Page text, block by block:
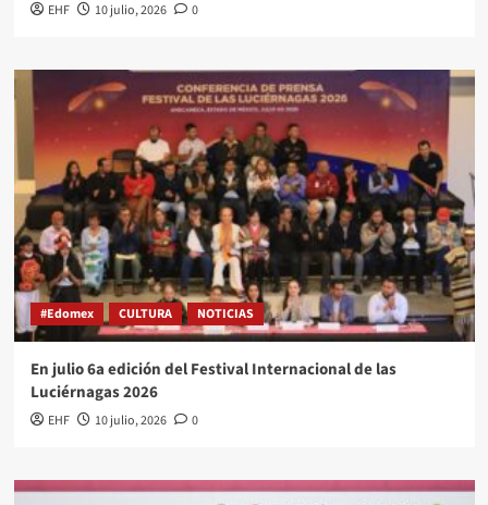
EHF 10 julio, 2026 0
#Edomex CULTURA NOTICIAS
En julio 6a edición del Festival Internacional de las
Luciérnagas 2026
EHF 10 julio, 2026 0